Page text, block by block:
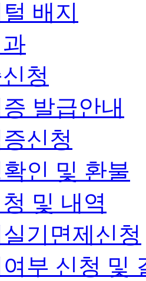
배지
청
발급안내
신청
인 및 환불
및 내역
기면제신청
부 신청 및